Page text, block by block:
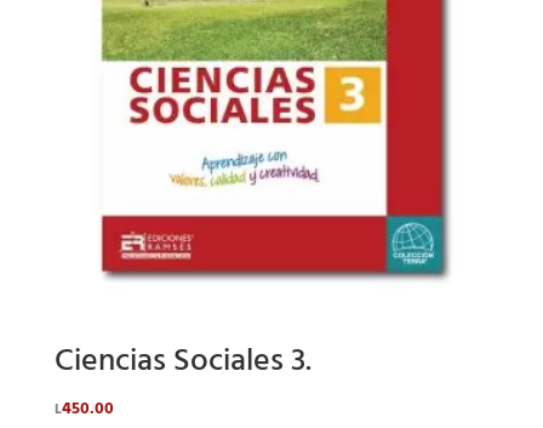
Ciencias Sociales 3.
L450.00